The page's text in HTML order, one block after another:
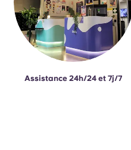
Assistance 24h/24 et 7j/7